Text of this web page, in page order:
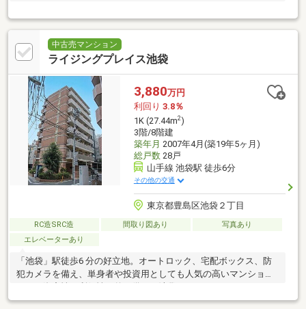
中古売マンション
ライジングプレイス池袋
3,880万円
利回り 3.8％
1K (27.44m2)
3階/8階建
築年月 2007年4月(築19年5ヶ月)
総戸数28戸
山手線 池袋駅 徒歩6分
その他の交通
東京都豊島区池袋２丁目
RC造SRC造 間取り図あり
写真あり
エレベーターあり
「池袋」駅徒歩6 分の好立地。オートロック、宅配ボックス、防
犯カメラを備え、単身者や投資用としても人気の高いマンション